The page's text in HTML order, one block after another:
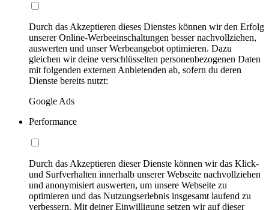
Durch das Akzeptieren dieses Dienstes können wir den Erfolg
unserer Online-Werbeeinschaltungen besser nachvollziehen,
auswerten und unser Werbeangebot optimieren. Dazu
gleichen wir deine verschlüsselten personenbezogenen Daten
mit folgenden externen Anbietenden ab, sofern du deren
Dienste bereits nutzt:
Google Ads
Performance
Durch das Akzeptieren dieser Dienste können wir das Klick-
und Surfverhalten innerhalb unserer Webseite nachvollziehen
und anonymisiert auswerten, um unsere Webseite zu
optimieren und das Nutzungserlebnis insgesamt laufend zu
verbessern. Mit deiner Einwilligung setzen wir auf dieser